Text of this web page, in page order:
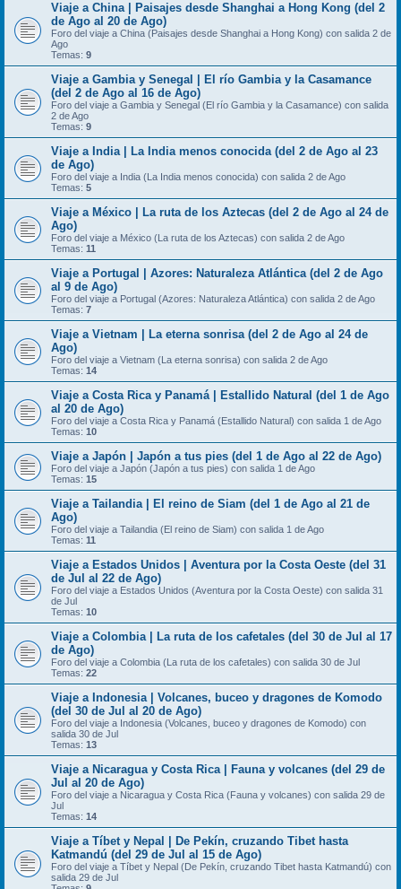
Viaje a China | Paisajes desde Shanghai a Hong Kong (del 2
de Ago al 20 de Ago)
Foro del viaje a China (Paisajes desde Shanghai a Hong Kong) con salida 2 de
Ago
Temas: 9
Viaje a Gambia y Senegal | El río Gambia y la Casamance
(del 2 de Ago al 16 de Ago)
Foro del viaje a Gambia y Senegal (El río Gambia y la Casamance) con salida
2 de Ago
Temas: 9
Viaje a India | La India menos conocida (del 2 de Ago al 23
de Ago)
Foro del viaje a India (La India menos conocida) con salida 2 de Ago
Temas: 5
Viaje a México | La ruta de los Aztecas (del 2 de Ago al 24 de
Ago)
Foro del viaje a México (La ruta de los Aztecas) con salida 2 de Ago
Temas: 11
Viaje a Portugal | Azores: Naturaleza Atlántica (del 2 de Ago
al 9 de Ago)
Foro del viaje a Portugal (Azores: Naturaleza Atlántica) con salida 2 de Ago
Temas: 7
Viaje a Vietnam | La eterna sonrisa (del 2 de Ago al 24 de
Ago)
Foro del viaje a Vietnam (La eterna sonrisa) con salida 2 de Ago
Temas: 14
Viaje a Costa Rica y Panamá | Estallido Natural (del 1 de Ago
al 20 de Ago)
Foro del viaje a Costa Rica y Panamá (Estallido Natural) con salida 1 de Ago
Temas: 10
Viaje a Japón | Japón a tus pies (del 1 de Ago al 22 de Ago)
Foro del viaje a Japón (Japón a tus pies) con salida 1 de Ago
Temas: 15
Viaje a Tailandia | El reino de Siam (del 1 de Ago al 21 de
Ago)
Foro del viaje a Tailandia (El reino de Siam) con salida 1 de Ago
Temas: 11
Viaje a Estados Unidos | Aventura por la Costa Oeste (del 31
de Jul al 22 de Ago)
Foro del viaje a Estados Unidos (Aventura por la Costa Oeste) con salida 31
de Jul
Temas: 10
Viaje a Colombia | La ruta de los cafetales (del 30 de Jul al 17
de Ago)
Foro del viaje a Colombia (La ruta de los cafetales) con salida 30 de Jul
Temas: 22
Viaje a Indonesia | Volcanes, buceo y dragones de Komodo
(del 30 de Jul al 20 de Ago)
Foro del viaje a Indonesia (Volcanes, buceo y dragones de Komodo) con
salida 30 de Jul
Temas: 13
Viaje a Nicaragua y Costa Rica | Fauna y volcanes (del 29 de
Jul al 20 de Ago)
Foro del viaje a Nicaragua y Costa Rica (Fauna y volcanes) con salida 29 de
Jul
Temas: 14
Viaje a Tíbet y Nepal | De Pekín, cruzando Tibet hasta
Katmandú (del 29 de Jul al 15 de Ago)
Foro del viaje a Tíbet y Nepal (De Pekín, cruzando Tibet hasta Katmandú) con
salida 29 de Jul